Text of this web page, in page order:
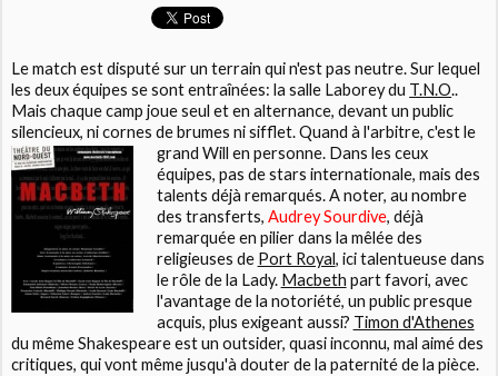
Le match est disputé sur un terrain qui n'est pas neutre. Sur lequel
les deux équipes se sont entraînées: la salle Laborey du T.N.O..
Mais chaque camp joue seul et en alternance, devant un public
silencieux, ni cornes de brumes ni sifflet. Quand àl'arbitre, c'est le
grand Will en personne. Dans les ceux
équipes, pas de stars internationale, mais des
talents déjà remarqués. A noter, au nombre
des transferts, Audrey Sourdive, déjà
remarquée en pilier dans la mêlée des
religieuses de Port Royal, ici talentueuse dans
le rôle de la Lady. Macbeth part favori, avec
l'avantage de la notoriété, un public presque
acquis, plus exigeant aussi? Timon d'Athenes
du mêmeShakespeareest un outsider, quasi inconnu, mal aimé des
critiques, qui vont même jusqu'à douter de la paternité de la pièce.